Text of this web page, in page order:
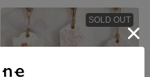
SOLD OUT